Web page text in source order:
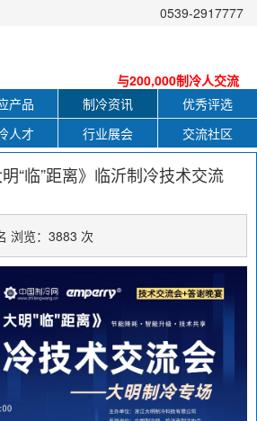
0539-2917777
与200,000制冷人交流
产品 制冷资讯
优秀评选
人才 行业展会 交流社区
“临”距离》临沂制冷技术交流
浏览：3883 次